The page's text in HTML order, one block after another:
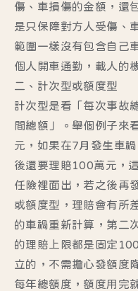
傷、車損傷的金額，還
是只保障對方人受傷、
範圍一樣沒有包含自己
個人開車通勤，載人的
二、計次型或額度型
計次型是看「每次事故
間總額」。舉個例子來
元，如果在7月發生車
後還要理賠100萬元，
任險裡面出，若之後再
或額度型，理賠會有所
的車禍重新計算，第二
的理賠上限都是固定
立的，不需擔心發額度
每年總額度，額度用完